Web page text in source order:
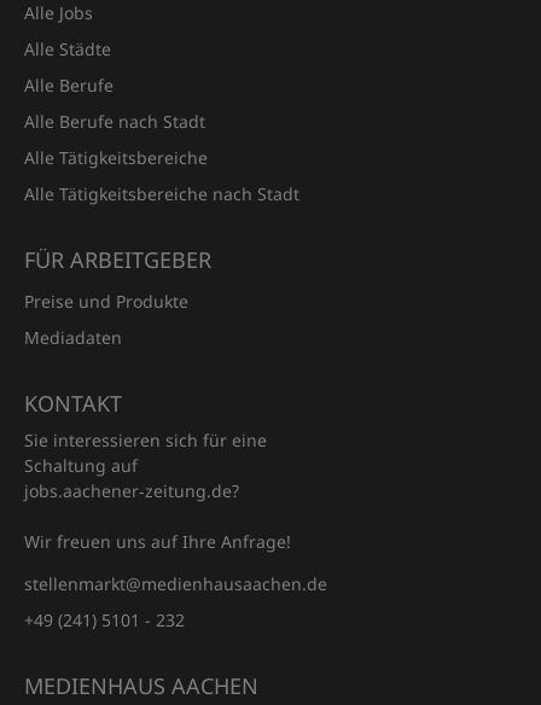
Alle Jobs
Alle Städte
Alle Berufe
Alle Berufe nach Stadt
Alle Tätigkeitsbereiche
Alle Tätigkeitsbereiche nach Stadt
FÜR ARBEITGEBER
Preise und Produkte
Mediadaten
KONTAKT
Sie interessieren sich für eine
Schaltung auf
jobs.aachener‑zeitung.de?
Wir freuen uns auf Ihre Anfrage!
stellenmarkt@medienhausaachen.de
+49 (241) 5101 - 232
MEDIENHAUS AACHEN